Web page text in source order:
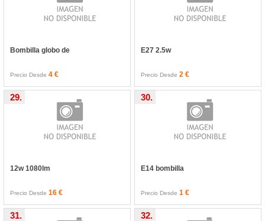
Bombilla globo de
Precio Desde4 €
E27 2.5w
Precio Desde 2 €
12w 1080lm
29.
Precio Desde16 €
E14 bombilla
30.
Precio Desde 1 €
31. 32.